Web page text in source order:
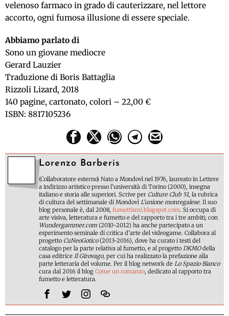
velenoso farmaco in grado di cauterizzare, nel lettore
accorto, ogni fumosa illusione di essere speciale.
Abbiamo parlato di
Sono un giovane mediocre
Gerard Lauzier
Traduzione di Boris Battaglia
Rizzoli Lizard, 2018
140 pagine, cartonato, colori – 22,00 €
ISBN: 8817105236
Lorenzo Barberis
(Collaboratore esterno) Nato a Mondovì nel 1976, laureato in Lettere
a indirizzo artistico presso l’università di Torino (2000), insegna
italiano e storia alle superiori. Scrive per Culture Club 51, la rubrica
di cultura del settimanale di MondovìL'unione monregalese. Il suo
blog personale è, dal 2008, fumettismi.blogspot.com. Si occupa di
arte visiva, letteratura e fumetto e del rapporto tra i tre ambiti; con
Wundergammer.com (2010-2012) ha anche partecipato a un
esperimento seminale di critica d’arte del videogame. Collabora al
progetto CuNeoGotico(2013-2016), dove ha curato i testi del
catalogo per la parte relativa al fumetto, e al progetto DKMOdella
casa editrice Il Girovago, per cui ha realizzato la prefazione alla
parte letteraria del volume. Per il blog network de Lo Spazio Bianco
cura dal 2016 il blog Come un romanzo, dedicato al rapporto tra
fumetto e letteratura.